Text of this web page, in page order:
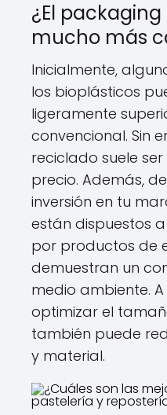
¿El
mucho más
Inicialmente,
los bioplásticos
ligeramente
convencional. Sin
reciclado suele
precio. Además,
inversión en tu
están dispuestos
por productos de
demuestran un
medio ambiente.
optimizar el
también puede
y material.